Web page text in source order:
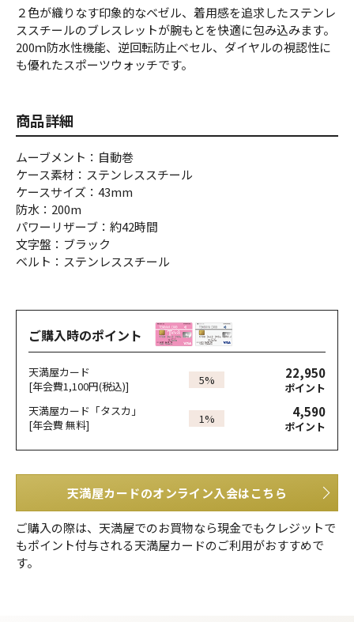
２色が織りなす印象的なベゼル、着用感を追求したステンレ
ススチールのブレスレットが腕もとを快適に包み込みます。
200ｍ防水性機能、逆回転防止べセル、ダイヤルの視認性に
も優れたスポーツウォッチです。
商品詳細
ムーブメント：自動巻
ケース素材：ステンレススチール
ケースサイズ：43mm
防水：200m
パワーリザーブ：約42時間
文字盤：ブラック
ベルト：ステンレススチール
ご購入時のポイント
天満屋カード
[年会費1,100円(税込)]
5% 22,950
ポイント
天満屋カード「タスカ」
[年会費 無料]
1% 4,590
ポイント
天満屋カードのオンライン入会はこちら
ご購入の際は、天満屋でのお買物なら現金でもクレジットで
もポイント付与される天満屋カードのご利用がおすすめで
す。